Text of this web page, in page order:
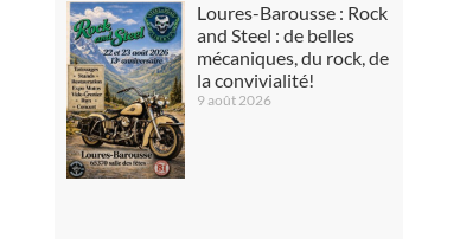
Loures-Barousse : Rock
and Steel : de belles
mécaniques, du rock, de
la convivialité!
9 août 2026